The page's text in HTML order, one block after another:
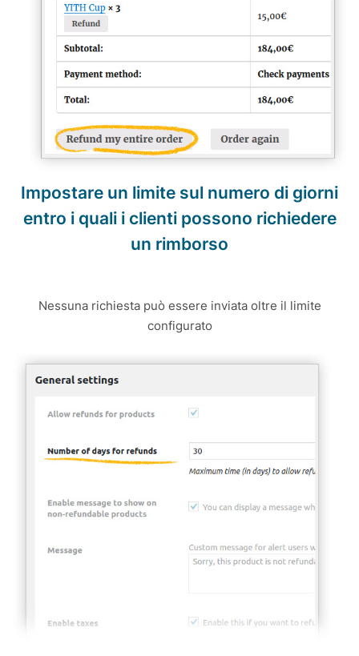
Impostare un limite sul numero di giorni
entro i quali i clienti possono richiedere
un rimborso
Nessuna richiesta può essere inviata oltre il limite
configurato